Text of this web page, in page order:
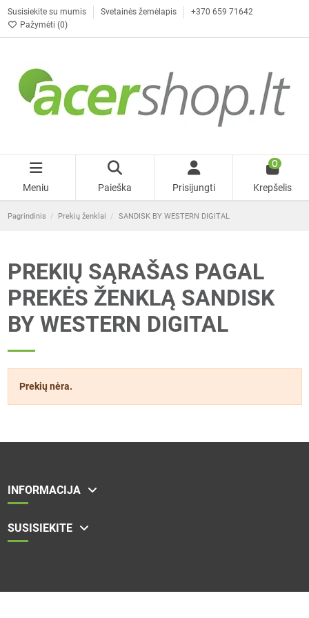
Susisiekite su mumis Svetainės žemėlapis
+370 659 71642
Pažymėti (0)
Meniu Paieška Prisijungti
0
Krepšelis
Pagrindinis Prekių ženklai SANDISK BY WESTERN DIGITAL
PREKIŲ SĄRAŠAS PAGAL
PREKĖS ŽENKLĄ SANDISK
BY WESTERN DIGITAL
Prekių nėra.
INFORMACIJA
SUSISIEKITE